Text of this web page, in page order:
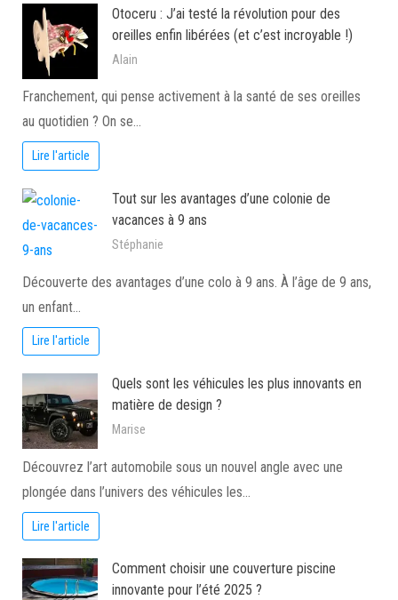
Otoceru : J’ai testé la révolution pour des
oreilles enfin libérées (et c’est incroyable !)
Alain
Franchement, qui pense activement à la santé de ses oreilles
au quotidien ? On se…
Lire l'article
Tout sur les avantages d’une colonie de
vacances à 9 ans
Stéphanie
Découverte des avantages d’une colo à 9 ans. À l’âge de 9 ans,
un enfant…
Lire l'article
Quels sont les véhicules les plus innovants en
matière de design ?
Marise
Découvrez l’art automobile sous un nouvel angle avec une
plongée dans l’univers des véhicules les…
Lire l'article
Comment choisir une couverture piscine
innovante pour l’été 2025 ?